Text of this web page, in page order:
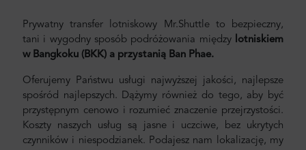
Prywatny transfer lotniskowy Mr.Shuttle to bezpieczny,
tani i wygodny sposób podróżowania między lotniskiem
w Bangkoku (BKK) a przystanią Ban Phae.
Oferujemy Państwu usługi najwyższej jakości, najlepsze
spośród najlepszych. Dążymy również do tego, aby być
przystępnym cenowo i rozumieć znaczenie przejrzystości.
Koszty naszych usług są jasne i uczciwe, bez ukrytych
czynników i niespodzianek. Podajesz nam lokalizację, my